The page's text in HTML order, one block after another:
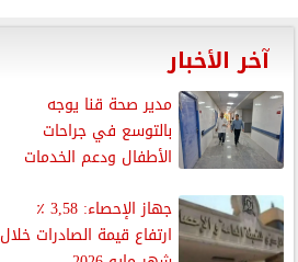
آخر الأخبار
مدير صحة قنا يوجه
بالتوسع في جراحات
الأطفال ودعم الخدمات
جهاز الإحصاء: 3,58 ٪
ارتفاع قيمة الصادرات خلال